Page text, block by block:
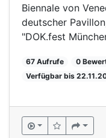
Biennale von
deutscher
"DOK.fest
67 Aufrufe 0
Verfügbar bis